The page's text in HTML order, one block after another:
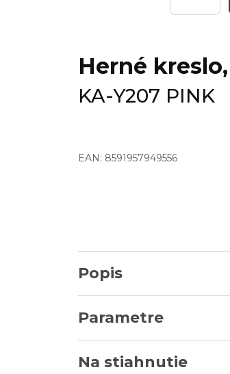
Herné
KA-Y207 PINK
EAN: 8591957949556
Popis
Parametre
Na stiahnutie